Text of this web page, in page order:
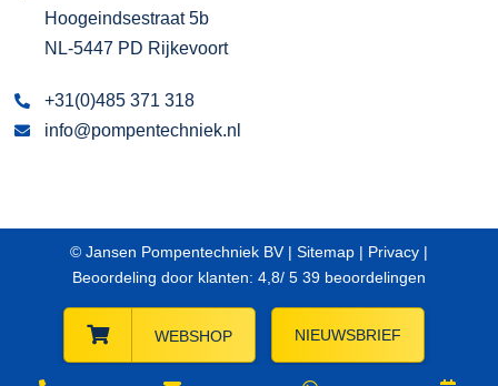
Hoogeindsestraat 5b
NL-5447 PD Rijkevoort
+31(0)485 371 318
info@pompentechniek.nl
© Jansen Pompentechniek BV | Sitemap | Privacy |
Beoordeling door klanten: 4,8/ 5 39 beoordelingen
WEBSHOP NIEUWSBRIEF